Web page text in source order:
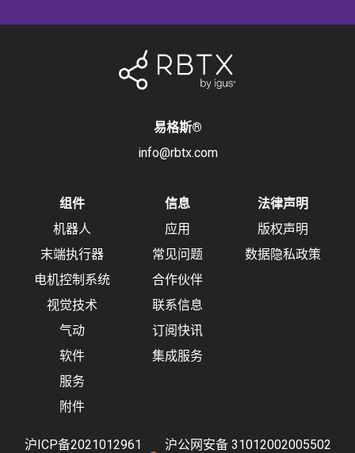
易格斯®
info@rbtx.com
组件
机器人
末端执行器
电机控制系统
视觉技术
气动
软件
服务
附件
信息
应用
常见问题
合作伙伴
联系信息
订阅快讯
集成服务
法律声明
版权声明
数据隐私政策
沪ICP备2021012961 沪公网安备 31012002005502